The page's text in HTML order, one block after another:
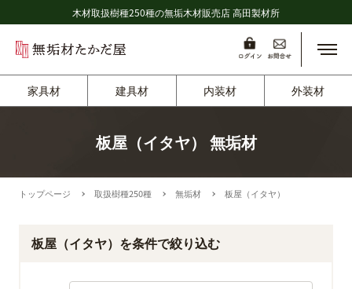
木材取扱樹種250種の無垢木材販売店 高田製材所
メニ
家具材 建具材 内装材 外装材
板屋（イタヤ） 無垢材
トップページ 取扱樹種250種 無垢材 板屋（イタヤ）
板屋（イタヤ）を条件で絞り込む